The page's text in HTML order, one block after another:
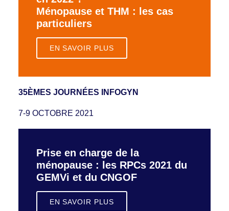
Ménopause et THM : les cas
particuliers
EN SAVOIR PLUS
35ÈMES JOURNÉES INFOGYN
7-9 OCTOBRE 2021
Prise en charge de la
ménopause : les RPCs 2021 du
GEMVi et du CNGOF
EN SAVOIR PLUS